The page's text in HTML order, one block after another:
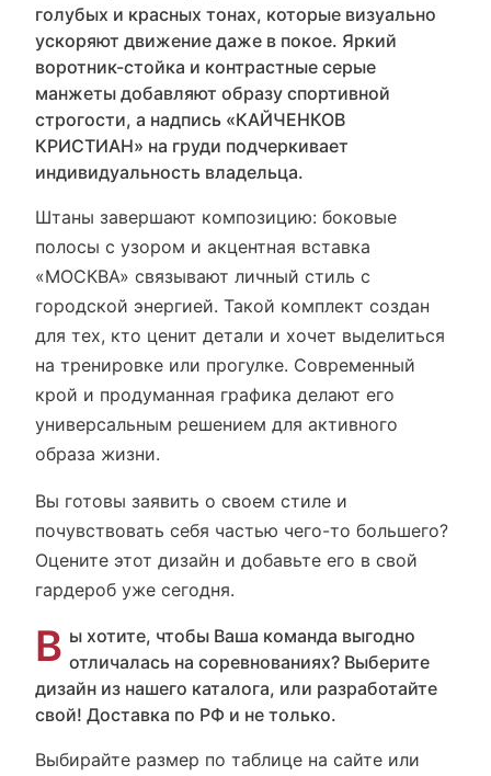
голубых и красных тонах, которые визуально
ускоряют движение даже в покое. Яркий
воротник-стойка и контрастные серые
манжеты добавляют образу спортивной
строгости, а надпись «КАЙЧЕНКОВ
КРИСТИАН» на груди подчеркивает
индивидуальность владельца.
Штаны завершают композицию: боковые
полосы с узором и акцентная вставка
«МОСКВА» связывают личный стиль с
городской энергией. Такой комплект создан
для тех, кто ценит детали и хочет выделиться
на тренировке или прогулке. Современный
крой и продуманная графика делают его
универсальным решением для активного
образа жизни.
Вы готовы заявить о своем стиле и
почувствовать себя частью чего-то большего?
Оцените этот дизайн и добавьте его в свой
гардероб уже сегодня.
В ы хотите, чтобы Ваша команда выгодно
отличалась на соревнованиях? Выберите
дизайн из нашего каталога, или разработайте
свой! Доставка по РФ и не только.
Выбирайте размер по таблице на сайте или